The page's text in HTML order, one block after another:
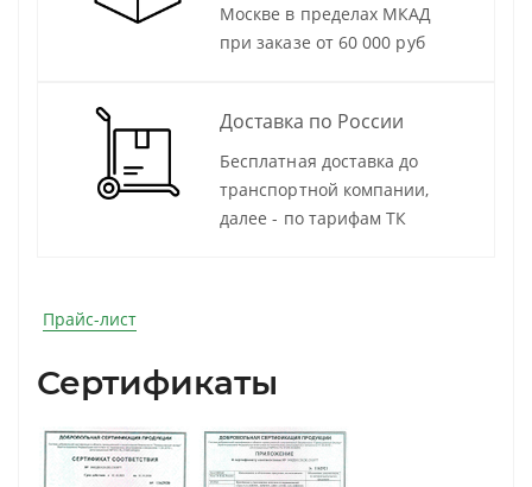
Москве в пределах МКАД
при заказе от 60 000 руб
Доставка по России
Бесплатная доставка до
транспортной компании,
далее - по тарифам ТК
Прайс-лист
Сертификаты